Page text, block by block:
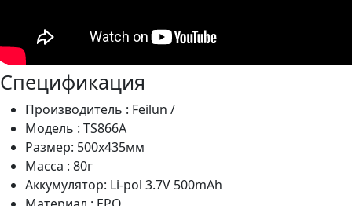
Спецификация
Производитель : Feilun /
Модель : TS866A
Размер: 500х435мм
Масса : 80г
Аккумулятор: Li-pol 3.7V 500mAh